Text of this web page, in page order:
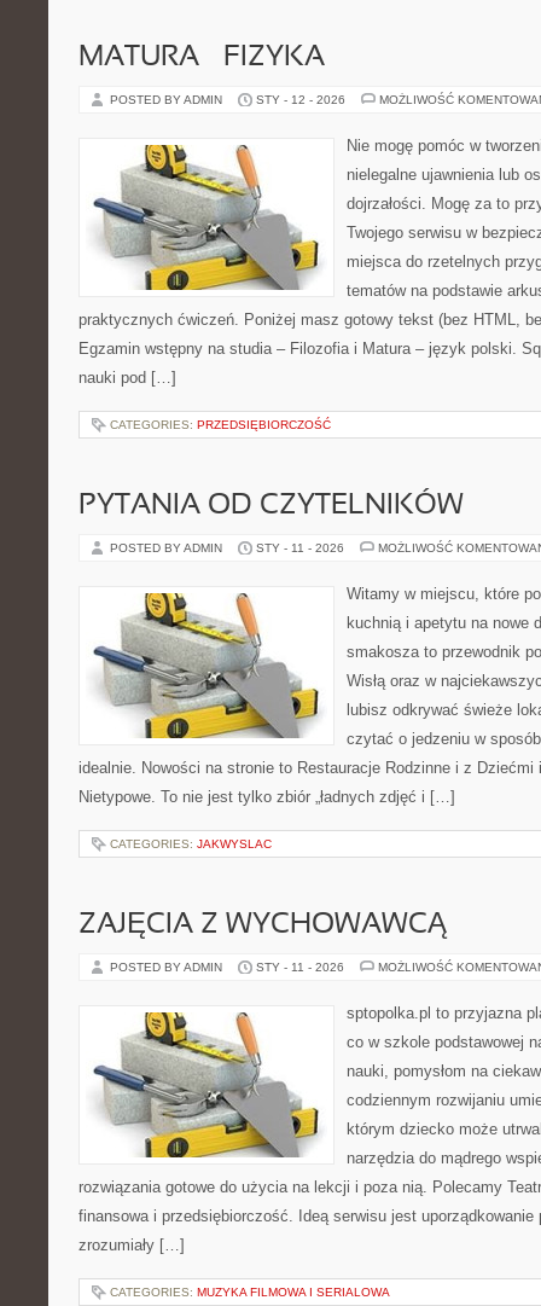
MATURA – FIZYKA
POSTED BY ADMIN STY - 12 - 2026 MOŻLIWOŚĆ
Nie mogę pomóc w
nielegalne ujawnienia lub
dojrzałości. Mogę za to
Twojego serwisu w
miejsca do rzetelnych
tematów na podstawie
praktycznych ćwiczeń. Poniżej masz gotowy tekst (bez HTML,
Egzamin wstępny na studia – Filozofia i Matura – język polski.
nauki pod […]
CATEGORIES: PRZEDSIĘBIORCZOŚĆ
PYTANIA OD CZYTELNIKÓW
POSTED BY ADMIN STY - 11 - 2026 MOŻLIWOŚĆ
Witamy w miejscu, które
kuchnią i apetytu na nowe
smakosza to przewodnik
Wisłą oraz w
lubisz odkrywać świeże
czytać o jedzeniu w
idealnie. Nowości na stronie to Restauracje Rodzinne i z
Nietypowe. To nie jest tylko zbiór „ładnych zdjęć i […]
CATEGORIES: JAKWYSLAC
ZAJĘCIA Z WYCHOWAWCĄ
POSTED BY ADMIN STY - 11 - 2026 MOŻLIWOŚĆ
sptopolka.pl to przyjazna
co w szkole podstawowej
nauki, pomysłom na
codziennym rozwijaniu
którym dziecko może
narzędzia do mądrego
rozwiązania gotowe do użycia na lekcji i poza nią. Polecamy
finansowa i przedsiębiorczość. Ideą serwisu jest uporządkowanie
zrozumiały […]
CATEGORIES: MUZYKA FILMOWA I SERIALOWA